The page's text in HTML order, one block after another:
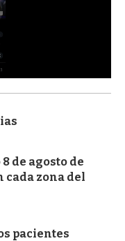
de agosto de
cada zona del
pacientes